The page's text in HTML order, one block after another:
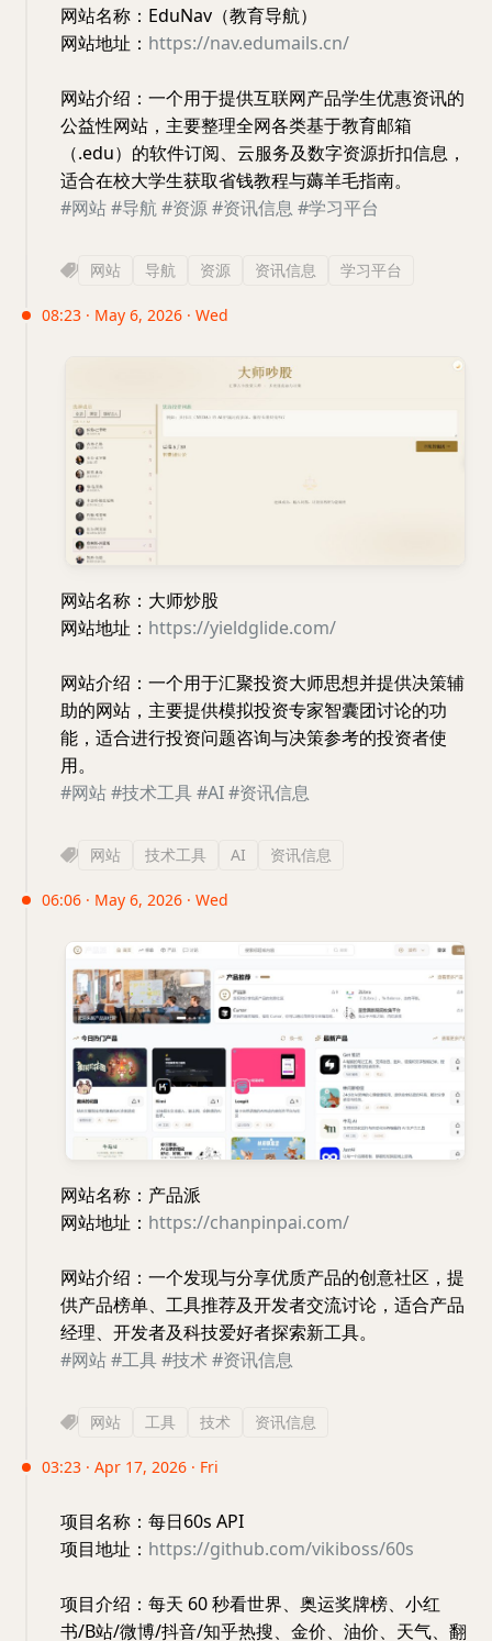
网站名称：EduNav（教育导航）
网站地址： https://nav.edumails.cn/
网站介绍：一个用于提供互联网产品学生优惠资讯的
公益性网站，主要整理全网各类基于教育邮箱
（.edu）的软件订阅、云服务及数字资源折扣信息，
适合在校大学生获取省钱教程与薅羊毛指南。
#网站#导航#资源#资讯信息 #学习平台
网站 导航 资源 资讯信息 学习平台
08:23 · May 6, 2026 · Wed
网站名称：大师炒股
网站地址： https://yieldglide.com/
网站介绍：一个用于汇聚投资大师思想并提供决策辅
助的网站，主要提供模拟投资专家智囊团讨论的功
能，适合进行投资问题咨询与决策参考的投资者使
用。
#网站#技术工具#AI#资讯信息
网站 技术工具 AI 资讯信息
06:06 · May 6, 2026 · Wed
网站名称：产品派
网站地址： https://chanpinpai.com/
网站介绍：一个发现与分享优质产品的创意社区，提
供产品榜单、工具推荐及开发者交流讨论，适合产品
经理、开发者及科技爱好者探索新工具。
#网站#工具#技术#资讯信息
网站 工具 技术 资讯信息
03:23 · Apr 17, 2026 · Fri
项目名称：每日60s API
项目地址： https://github.com/vikiboss/60s
项目介绍：每天 60 秒看世界、奥运奖牌榜、小红
书/B站/微博/抖音/知乎热搜、金价、油价、天气、翻